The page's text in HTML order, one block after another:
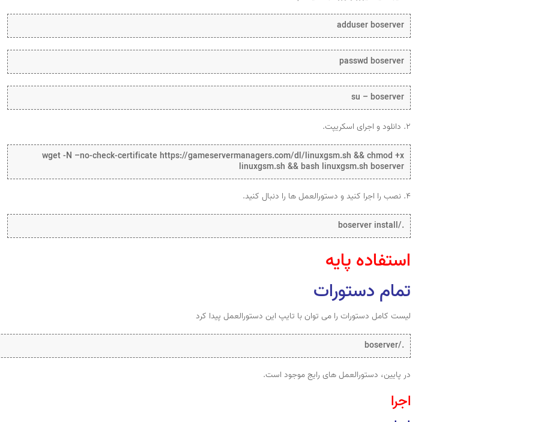
adduser boserver
passwd boserver
su – boserver
۲. دانلود و اجرای اسکریپت.
wget -N –no-check-certificate https://gameservermanagers.com/dl/linuxgsm.sh && chmod +x
linuxgsm.sh && bash linuxgsm.sh boserver
۴. نصب را اجرا کنید و دستورالعمل ها را دنبال کنید.
./boserver install
استفاده پایه
تمام دستورات
لیست کامل دستورات را می توان با تایپ این دستورالعمل پیدا کرد
./boserver
در پایین، دستورالعمل های رایج موجود است.
اجرا